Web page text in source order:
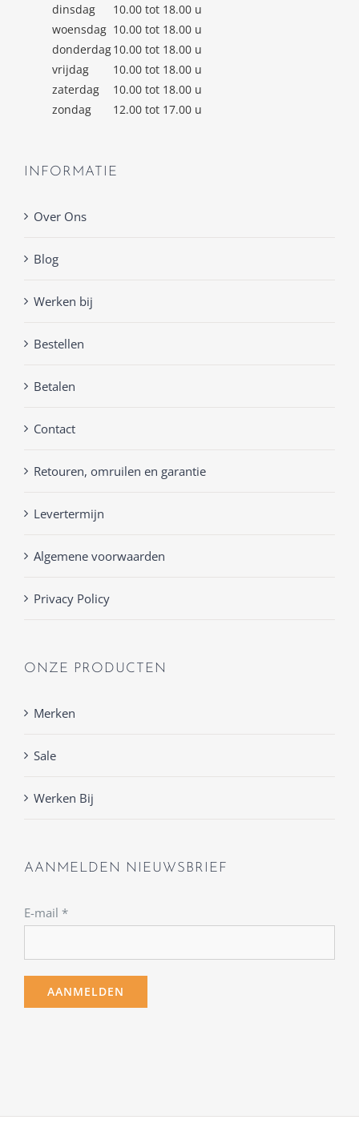
dinsdag
10.00 tot 18.00 u
woensdag 10.00 tot 18.00 u
donderdag10.00 tot 18.00 u
vrijdag
10.00 tot 18.00 u
zaterdag
10.00 tot 18.00 u
zondag
12.00 tot 17.00 u
INFORMATIE
Over Ons
Blog
Werken bij
Bestellen
Betalen
Contact
Retouren, omruilen en garantie
Levertermijn
Algemene voorwaarden
Privacy Policy
ONZE PRODUCTEN
Merken
Sale
Werken Bij
AANMELDEN NIEUWSBRIEF
E-mail *